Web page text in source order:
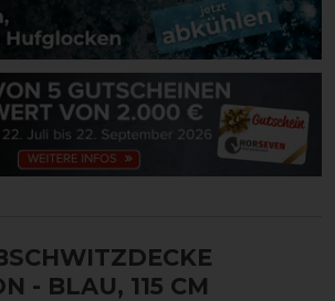
- BLAU, 115 CM